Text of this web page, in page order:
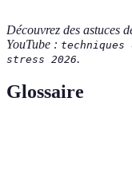
Découvrez des astuces
YouTube :
stress 2026.
Glossaire